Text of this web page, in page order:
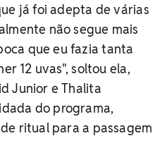
já foi adepta de várias
não segue mais
que eu fazia tanta
12 uvas", soltou ela,
Junior e Thalita
do programa,
ritual para a passagem